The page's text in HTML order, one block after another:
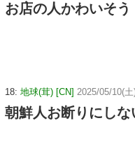
お店の人かわいそう
18: 地球(茸) [CN] 2025/05/10(
朝鮮人お断りにしな